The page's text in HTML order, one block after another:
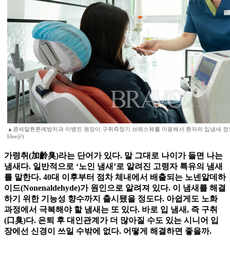
▲콩세알튼튼예방치과 이병진 원장이 구취즉정기 브레스뷰를 이용해서 환자의 입냄새
hlee@)
가령취(加齡臭)라는 단어가 있다. 말 그대로 나이가 들면 나는
냄새다. 일반적으로 ‘노인 냄새’로 알려진 고령자 특유의 냄새
를 말한다. 40대 이후부터 점차 체내에서 배출되는 노넨알데하
이드(Nonenaldehyde)가 원인으로 알려져 있다. 이 냄새를 해결
하기 위한 기능성 향수까지 출시됐을 정도다. 아쉽게도 노화
과정에서 극복해야 할 냄새는 또 있다. 바로 입 냄새, 즉 구취
(口臭)다. 은퇴 후 대인관계가 더 많아질 수도 있는 시니어 입
장에선 신경이 쓰일 수밖에 없다. 어떻게 해결하면 좋을까.